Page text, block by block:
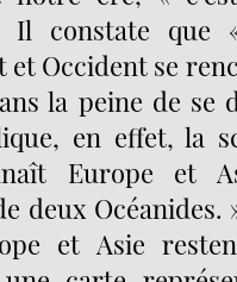
Il constate que
Occident se
la peine de se
en effet, la
Europe et
deux Océanides.
et Asie restent